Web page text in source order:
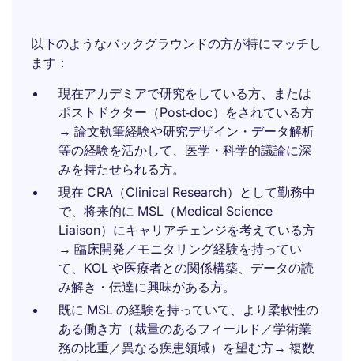
以下のようなバックグラウンドの方が特にマッチし
ます：
現在アカデミアで研究をしている方、または
ポストドクター（Post‑doc）をされている方
→ 論文執筆経験や研究デザイン・データ解析
等の経験を活かして、医学・科学的議論に深
みを持たせられる方。
現在 CRA（Clinical Research）として勤務中
で、将来的に MSL（Medical Science
Liaison）にキャリアチェンジを考えている方
→ 臨床開発／モニタリング経験を持ってい
て、KOL や医療者との関係構築、データの読
み解き・伝達に興味がある方。
既に MSL の経験を持っていて、より柔軟性の
ある働き方（裁量のあるフィールド／学術業
務の比重／異なる疾患領域）を望む方→ 複数